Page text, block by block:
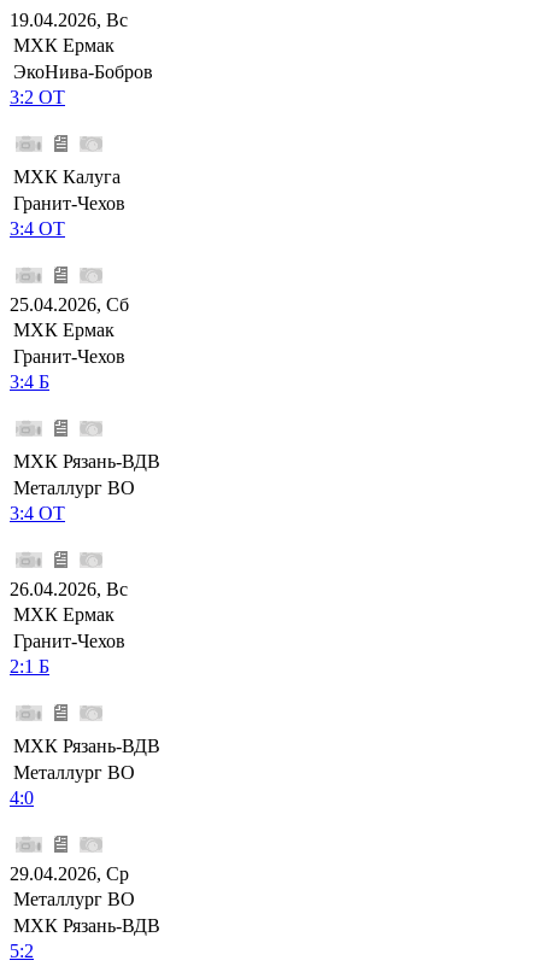
19.04.2026, Вс
МХК Ермак
ЭкоНива-Бобров
3:2 ОТ
МХК Калуга
Гранит-Чехов
3:4 ОТ
25.04.2026, Сб
МХК Ермак
Гранит-Чехов
3:4 Б
МХК Рязань-ВДВ
Металлург ВО
3:4 ОТ
26.04.2026, Вс
МХК Ермак
Гранит-Чехов
2:1 Б
МХК Рязань-ВДВ
Металлург ВО
4:0
29.04.2026, Ср
Металлург ВО
МХК Рязань-ВДВ
5:2